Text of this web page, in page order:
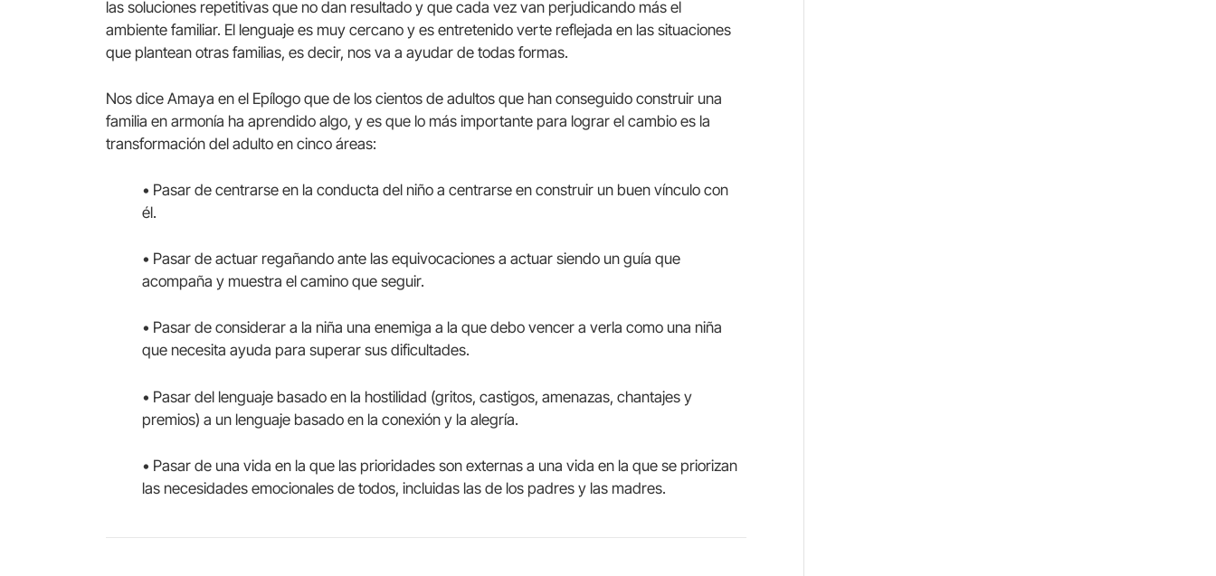
las soluciones repetitivas que no dan resultado y que cada vez van perjudicando más el
ambiente familiar. El lenguaje es muy cercano y es entretenido verte reflejada en las situaciones
que plantean otras familias, es decir, nos va a ayudar de todas formas.
Nos dice Amaya en el Epílogo que de los cientos de adultos que han conseguido construir una
familia en armonía ha aprendido algo, y es que lo más importante para lograr el cambio es la
transformación del adulto en cinco áreas:
• Pasar de centrarse en la conducta del niño a centrarse en construir un buen vínculo con
él.
• Pasar de actuar regañando ante las equivocaciones a actuar siendo un guía que
acompaña y muestra el camino que seguir.
• Pasar de considerar a la niña una enemiga a la que debo vencer a verla como una niña
que necesita ayuda para superar sus dificultades.
• Pasar del lenguaje basado en la hostilidad (gritos, castigos, amenazas, chantajes y
premios) a un lenguaje basado en la conexión y la alegría.
• Pasar de una vida en la que las prioridades son externas a una vida en la que se priorizan
las necesidades emocionales de todos, incluidas las de los padres y las madres.